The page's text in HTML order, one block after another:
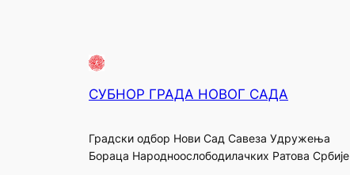
СУБНОР ГРАДА НОВОГ САДА
Градски одбор Нови Сад Савеза Удружења
Бораца Народноослободилачких Ратова Србије